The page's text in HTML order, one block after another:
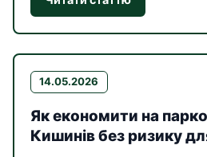
14.05.2026
Як економити на
Кишинів без ризику